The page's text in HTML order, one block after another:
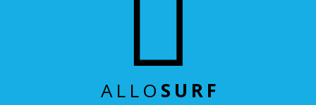
ALLO SURF